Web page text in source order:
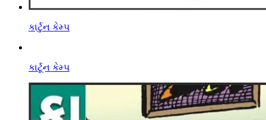
કાર્ટુન કેમ્પ
કાર્ટૂન કેમ્પ